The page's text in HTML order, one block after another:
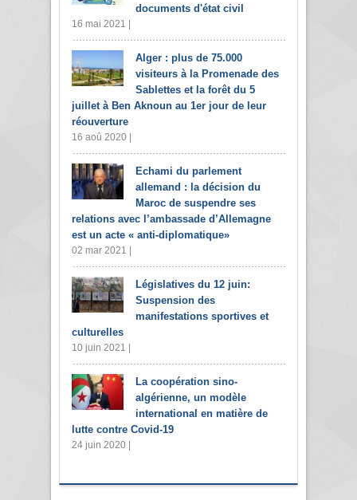
documents d'état civil
16 mai 2021 |
Alger : plus de 75.000
visiteurs à la Promenade des
Sablettes et la forêt du 5
juillet à Ben Aknoun au 1er jour de leur
réouverture
16 aoû 2020 |
Echami du parlement
allemand : la décision du
Maroc de suspendre ses
relations avec l’ambassade d’Allemagne
est un acte « anti-diplomatique»
02 mar 2021 |
Législatives du 12 juin:
Suspension des
manifestations sportives et
culturelles
10 juin 2021 |
La coopération sino-
algérienne, un modèle
international en matière de
lutte contre Covid-19
24 juin 2020 |